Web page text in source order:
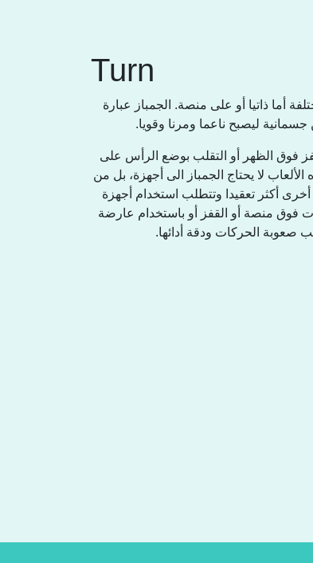
Turn
أما ذاتيا أو على منصة. الجمباز عبارة
ليصبح ناعما ومرنا وقويا.
فوق الظهر أو التقلب بوضع الرأس على
لا يحتاج الجمباز الى أجهزة، بل من
أكثر تعقيدا وتتطلب استخدام أجهزة
فوق منصة أو القفز أو باستخدام عارضة
صعوبة الحركات ودقة أدائها.